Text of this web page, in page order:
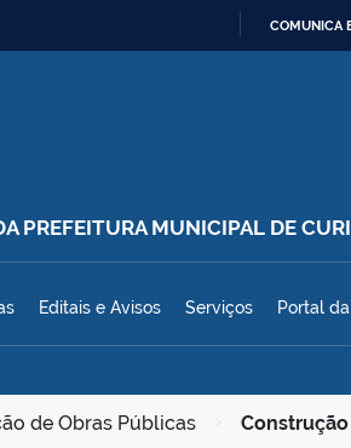
COMUNICA
PREFEITURA MUNICIPAL DE
Editais e Avisos Serviços Portal
de Obras Públicas
Construção